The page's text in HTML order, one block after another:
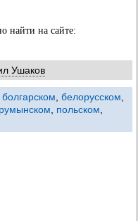
найти на сайте:
Ушаков
болгарском, белорусском,
румынском, польском,